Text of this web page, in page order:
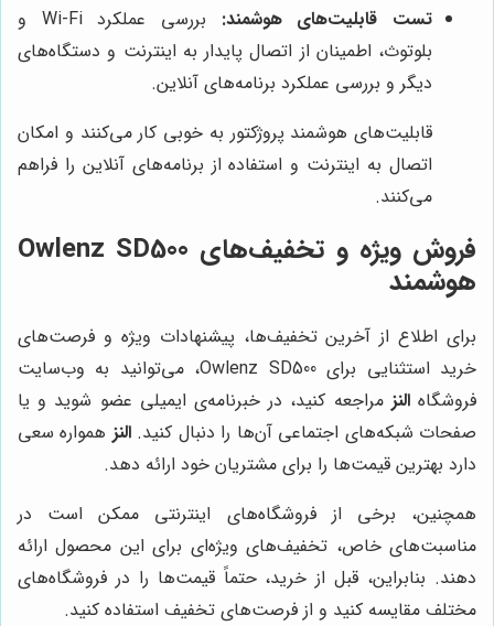
تست قابلیت‌های هوشمند:
بررسی عملکرد Wi-Fi و
بلوتوث، اطمینان از اتصال پایدار به اینترنت و دستگاه‌های
دیگر و بررسی عملکرد برنامه‌های آنلاین.
قابلیت‌های هوشمند پروژکتور به خوبی کار می‌کنند و امکان
اتصال به اینترنت و استفاده از برنامه‌های آنلاین را فراهم
می‌کنند.
فروش ویژه و تخفیف‌های Owlenz SD500
هوشمند
برای اطلاع از آخرین تخفیف‌ها، پیشنهادات ویژه و فرصت‌های
خرید استثنایی برای Owlenz SD500، می‌توانید به وب‌سایت
فروشگاهالنز مراجعه کنید، در خبرنامه‌ی ایمیلی عضو شوید و یا
صفحات شبکه‌های اجتماعی آن‌ها را دنبال کنید.النز همواره سعی
دارد بهترین قیمت‌ها را برای مشتریان خود ارائه دهد.
همچنین، برخی از فروشگاه‌های اینترنتی ممکن است در
مناسبت‌های خاص، تخفیف‌های ویژه‌ای برای این محصول ارائه
دهند. بنابراین، قبل از خرید، حتماً قیمت‌ها را در فروشگاه‌های
مختلف مقایسه کنید و از فرصت‌های تخفیف استفاده کنید.